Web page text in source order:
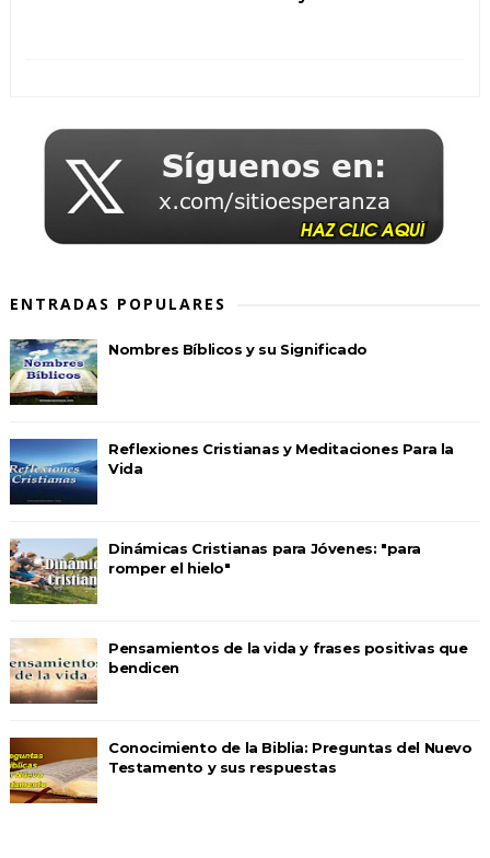
ENTRADAS POPULARES
Nombres Bíblicos y su Significado
Reflexiones Cristianas y Meditaciones Para la
Vida
Dinámicas Cristianas para Jóvenes: "para
romper el hielo"
Pensamientos de la vida y frases positivas que
bendicen
Conocimiento de la Biblia: Preguntas del Nuevo
Testamento y sus respuestas